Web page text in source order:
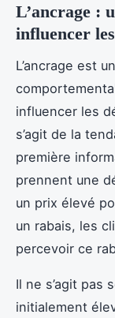
L’ancrage :
influencer
L’ancrage est
influencer les
s’agit de la
première
prennent une
un prix élevé
un rabais, les
percevoir ce
Il ne s’agit pas
initialement